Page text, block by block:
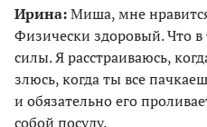
Ирина:Миша, мне
Физически здоровый. Что
силы. Я расстраиваюсь,
злюсь, когда ты все
и обязательно его
собой посуду.